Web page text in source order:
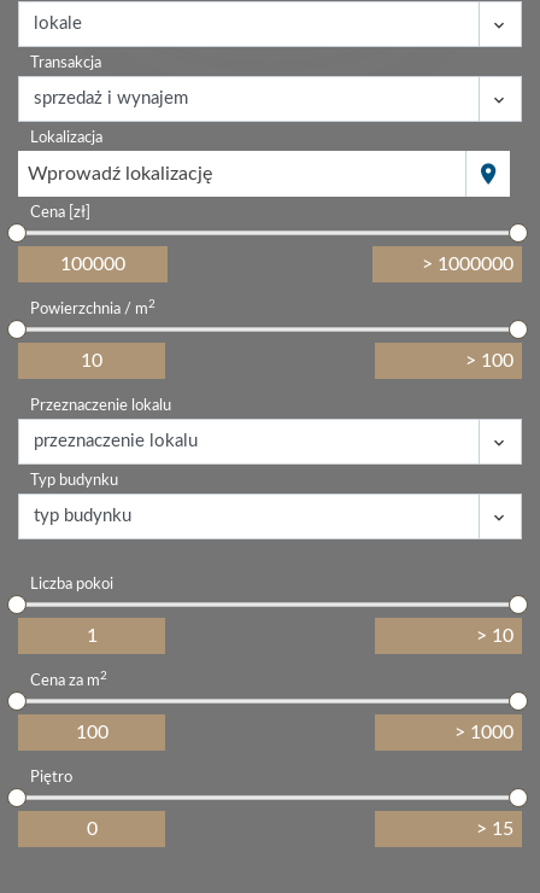
Transakcja
Lokalizacja
Wprowadź lokalizację
Cena [zł]
Powierzchnia / m2
Przeznaczenie lokalu
Typ budynku
Liczba pokoi
Cena za m2
Piętro